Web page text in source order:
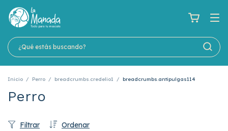
Inicio / Perro / breadcrumbs.credelio1 / breadcrumbs.antipulgas114
Perro
Ordenar
Filtrar